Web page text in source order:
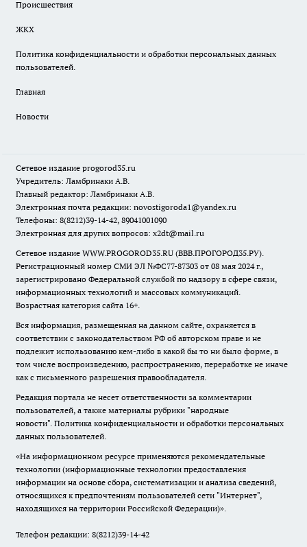
Происшествия
ЖКХ
Политика конфиденциальности и обработки персональных данных
пользователей.
Главная
Новости
Сетевое издание progorod35.ru
Учредитель: Ламбринаки А.В.
Главный редактор: Ламбринаки А.В.
Электронная почта редакции: novostigoroda1@yandex.ru
Телефоны: 8(8212)39-14-42, 89041001090
Электронная для других вопросов: x2dt@mail.ru
Сетевое издание WWW.PROGOROD35.RU (ВВВ.ПРОГОРОД35.РУ).
Регистрационный номер СМИ ЭЛ №ФС77-87303 от 08 мая 2024 г.,
зарегистрировано Федеральной службой по надзору в сфере связи,
информационных технологий и массовых коммуникаций.
Возрастная категория сайта 16+.
Вся информация, размещенная на данном сайте, охраняется в
соответствии с законодательством РФ об авторском праве и не
подлежит использованию кем-либо в какой бы то ни было форме, в
том числе воспроизведению, распространению, переработке не иначе
как с письменного разрешения правообладателя.
Редакция портала не несет ответственности за комментарии
пользователей, а также материалы рубрики "народные
новости". Политика конфиденциальности и обработки персональных
данных пользователей.
«На информационном ресурсе применяются рекомендательные
технологии (информационные технологии предоставления
информации на основе сбора, систематизации и анализа сведений,
относящихся к предпочтениям пользователей сети "Интернет",
находящихся на территории Российской Федерации)».
Телефон редакции: 8(8212)39-14-42